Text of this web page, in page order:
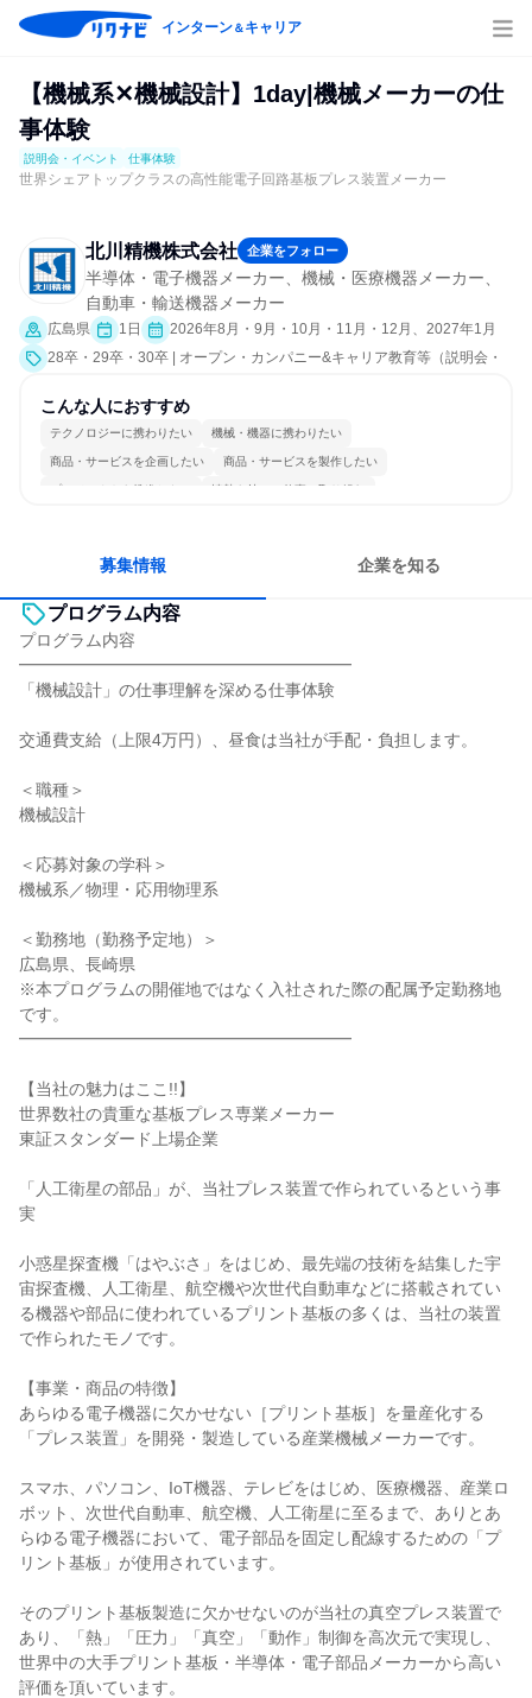
インターン＆キャリア
【機械系✕機械設計】1day|機械メーカーの仕
事体験
説明会・イベント 仕事体験
世界シェアトップクラスの高性能電子回路基板プレス装置メーカー
北川精機株式会社 企業をフォロー
半導体・電子機器メーカー、機械・医療機器メーカー、
自動車・輸送機器メーカー
広島県 1日
2026年8月・9月・10月・11月・12月、2027年1月
28卒・29卒・30卒 | オープン・カンパニー&キャリア教育等（説明会・
活サポート、会社説明会、業界研究]、仕事体験）
こんな人におすすめ
テクノロジーに携わりたい 機械・機器に携わりたい
商品・サービスを企画したい 商品・サービスを製作したい
プロジェクトを推進したい 情熱を持って仕事に取り組む
募集情報 企業を知る
プログラム内容
プログラム内容
━━━━━━━━━━━━━━━━━━━━
「機械設計」の仕事理解を深める仕事体験
交通費支給（上限4万円）、昼食は当社が手配・負担します。
＜職種＞
機械設計
＜応募対象の学科＞
機械系／物理・応用物理系
＜勤務地（勤務予定地）＞
広島県、長崎県
※本プログラムの開催地ではなく入社された際の配属予定勤務地
です。
━━━━━━━━━━━━━━━━━━━━
【当社の魅力はここ!!】
世界数社の貴重な基板プレス専業メーカー
東証スタンダード上場企業
「人工衛星の部品」が、当社プレス装置で作られているという事
実
小惑星探査機「はやぶさ」をはじめ、最先端の技術を結集した宇
宙探査機、人工衛星、航空機や次世代自動車などに搭載されてい
る機器や部品に使われているプリント基板の多くは、当社の装置
で作られたモノです。
【事業・商品の特徴】
あらゆる電子機器に欠かせない［プリント基板］を量産化する
「プレス装置」を開発・製造している産業機械メーカーです。
スマホ、パソコン、IoT機器、テレビをはじめ、医療機器、産業ロ
ボット、次世代自動車、航空機、人工衛星に至るまで、ありとあ
らゆる電子機器において、電子部品を固定し配線するための「プ
リント基板」が使用されています。
そのプリント基板製造に欠かせないのが当社の真空プレス装置で
あり、「熱」「圧力」「真空」「動作」制御を高次元で実現し、
世界中の大手プリント基板・半導体・電子部品メーカーから高い
評価を頂いています。